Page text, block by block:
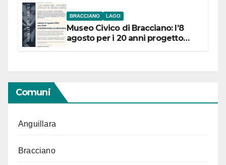
BRACCIANO LAGO
Museo Civico di Bracciano: l’8
agosto per i 20 anni progetto
Comuni
Anguillara
Bracciano